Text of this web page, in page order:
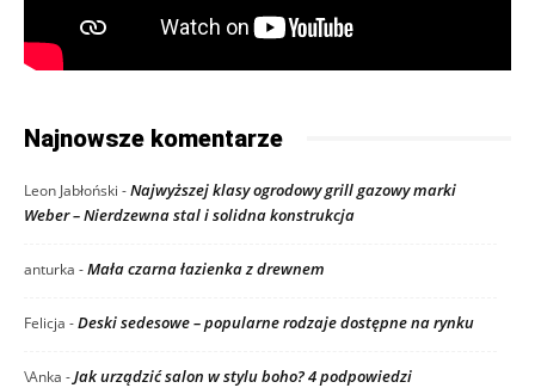
Najnowsze komentarze
Leon Jabłoński -Najwyższej klasy ogrodowy grill gazowy marki
Weber – Nierdzewna stal i solidna konstrukcja
anturka -Mała czarna łazienka z drewnem
Felicja -Deski sedesowe – popularne rodzaje dostępne na rynku
\Anka -Jak urządzić salon w stylu boho? 4 podpowiedzi